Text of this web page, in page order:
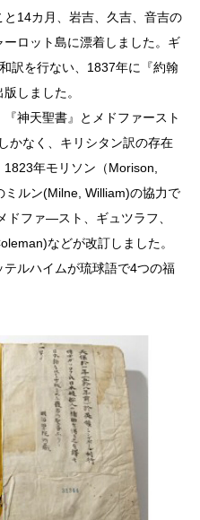
14カ月、岩吉、久吉、音吉の
ロット島に漂着しました。ギ
訳を行ない、1837年に『約翰
しました。
神天聖書』とメドファースト
かなく、キリシタン訳の存在
年モリソン（Morison,
ルン(Milne, William)の協力で
ドファ―スト、ギュツラフ、
などが改訂しました。
ルハイムが琉球語で4つの福